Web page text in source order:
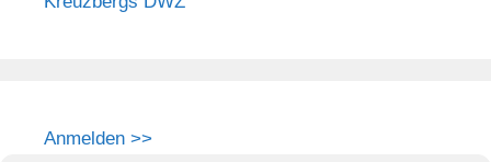
Anmelden >>